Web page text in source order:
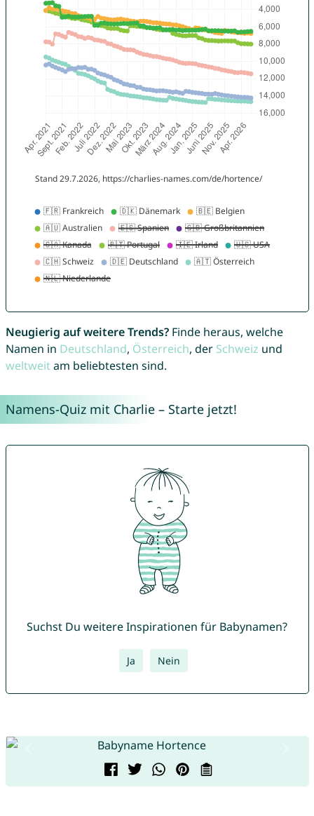
Neugierig auf weitere Trends?Finde heraus, welche
Namen in Deutschland, Österreich, der Schweiz und
weltweitam beliebtesten sind.
Namens-Quiz mit Charlie – Starte jetzt!
Suchst Du weitere Inspirationen für Babynamen?
Ja Nein